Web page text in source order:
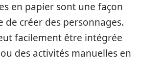
en papier sont une façon
de créer des personnages.
facilement être intégrée
des activités manuelles en